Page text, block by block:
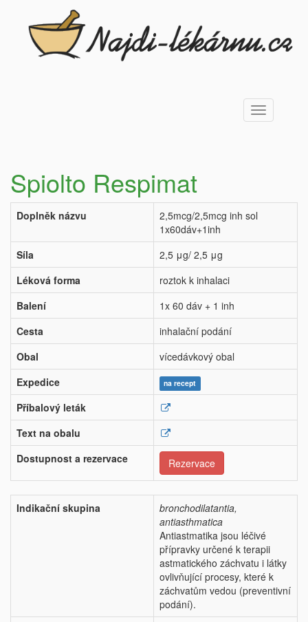
Toggle
navigation
Spiolto Respimat
Doplněk názvu
2,5mcg/2,5mcg inh sol
1x60dáv+1inh
Síla
2,5 μg/ 2,5 μg
Léková forma
roztok k inhalaci
Balení
1x 60 dáv + 1 inh
Cesta
inhalační podání
Obal
vícedávkový obal
Expedice
na recept
Příbalový leták
Text na obalu
Dostupnost a rezervace
Rezervace
Indikační skupina
bronchodilatantia,
antiasthmatica
Antiastmatika jsou léčivé
přípravky určené k terapii
astmatického záchvatu i látky
ovlivňující procesy, které k
záchvatům vedou (preventivní
podání).